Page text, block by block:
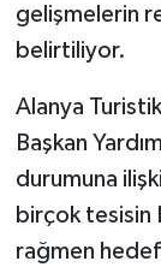
gelişmelerin
belirtiliyor.
Alanya
Başkan
durumuna
birçok tesisin
rağmen